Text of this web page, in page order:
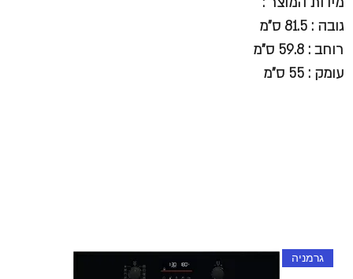
גובה : 81.5 ס"מ
רוחב : 59.8 ס"מ
עומק : 55 ס"מ
גרמניה